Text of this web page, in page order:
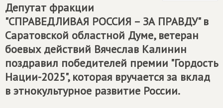
Депутат фракции
"СПРАВЕДЛИВАЯ РОССИЯ – ЗА ПРАВДУ" в
Саратовской областной Думе, ветеран
боевых действий Вячеслав Калинин
поздравил победителей премии "Гордость
Нации-2025", которая вручается за вклад
в этнокультурное развитие России.